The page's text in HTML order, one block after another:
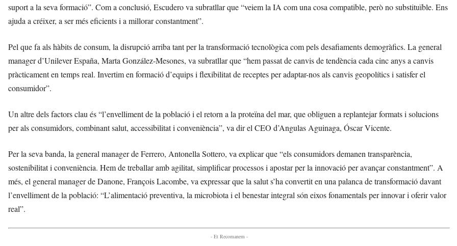
suport a la seva formació”. Com a conclusió, Escudero va subratllar que “veiem la IA com una cosa compatible, però no substituïble. Ens
ajuda a créixer, a ser més eficients i a millorar constantment”.
Pel que fa als hàbits de consum, la disrupció arriba tant per la transformació tecnològica com pels desafiaments demogràfics. La general
manager d’Unilever España, Marta González-Mesones, va subratllar que “hem passat de canvis de tendència cada cinc anys a canvis
pràcticament en temps real. Invertim en formació d’equips i flexibilitat de receptes per adaptar-nos als canvis geopolítics i satisfer el
consumidor”.
Un altre dels factors clau és “l’envelliment de la població i el retorn a la proteïna del mar, que obliguen a replantejar formats i solucions
per als consumidors, combinant salut, accessibilitat i conveniència”, va dir el CEO d’Angulas Aguinaga, Óscar Vicente.
Per la seva banda, la general manager de Ferrero, Antonella Sottero, va explicar que “els consumidors demanen transparència,
sostenibilitat i conveniència. Hem de treballar amb agilitat, simplificar processos i apostar per la innovació per avançar constantment”. A
més, el general manager de Danone, François Lacombe, va expressar que la salut s’ha convertit en una palanca de transformació davant
l’envelliment de la població: “L’alimentació preventiva, la microbiota i el benestar integral són eixos fonamentals per innovar i oferir valor
real”.
- Et Recomanem -